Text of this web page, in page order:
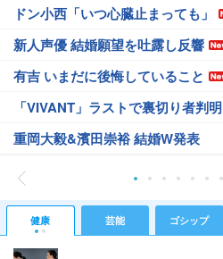
ドン小西「いつ心臓止まっても」
新人声優 結婚願望を吐露し反響
有吉 いまだに後悔していること
「VIVANT」ラストで裏切り者判明
重岡大毅&濱田崇裕 結婚W発表
健康 芸能 ゴシップ